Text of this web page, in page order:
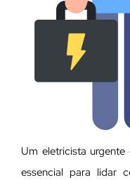
Um eletricista
essencial para lidar